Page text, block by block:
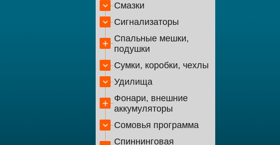
Смазки
Сигнализаторы
Спальные мешки,
подушки
Сумки, коробки, чехлы
Удилища
Фонари, внешние
аккумуляторы
Сомовья программа
Спиннинговая